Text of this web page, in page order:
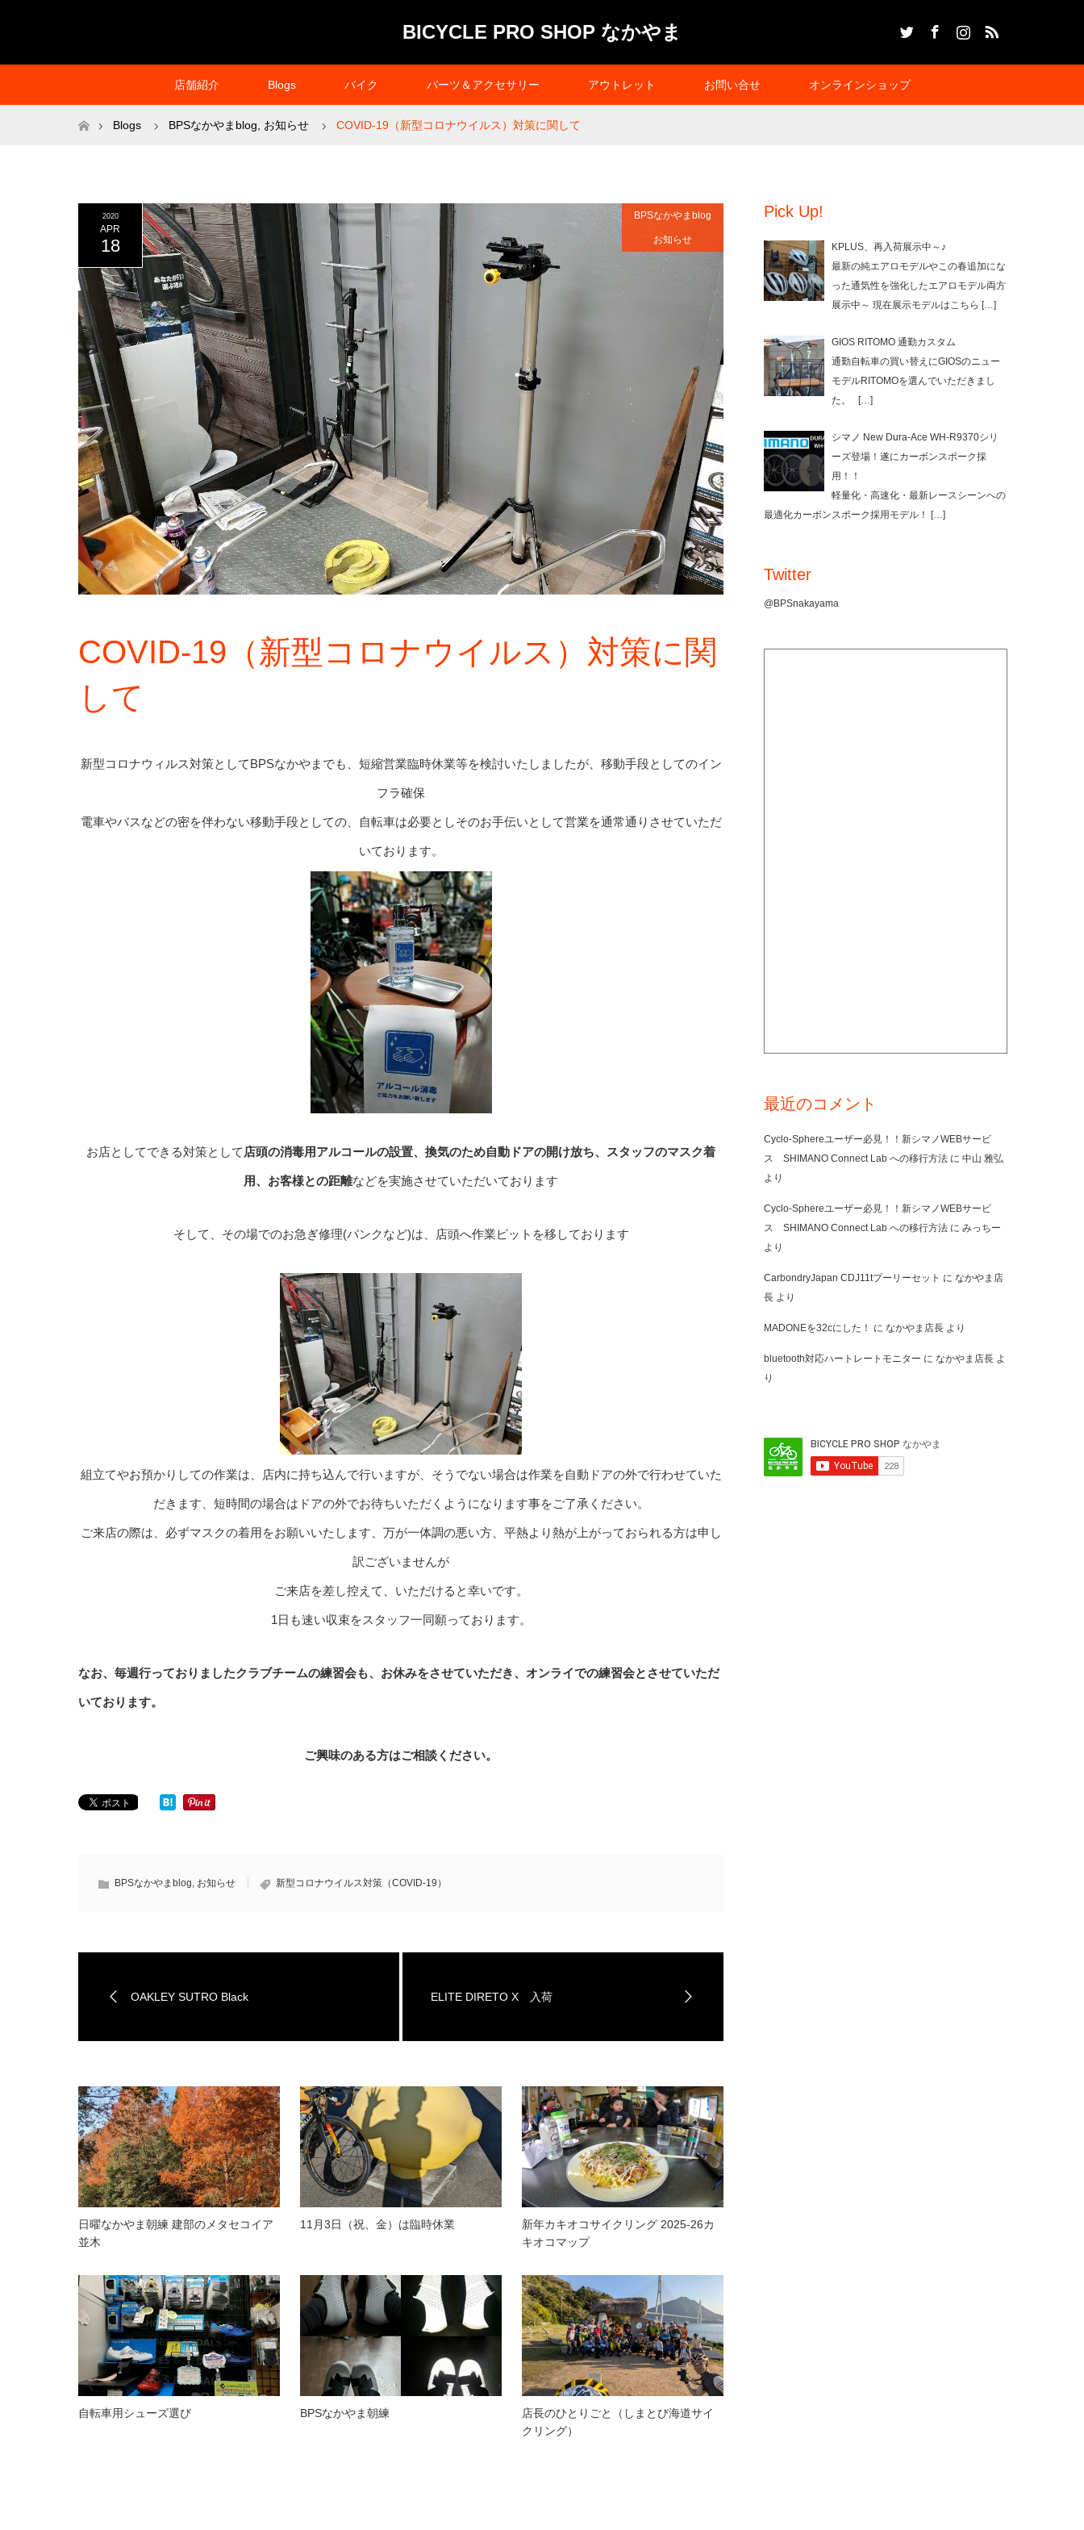
BICYCLE PRO SHOP なかやま
店舗紹介 Blogs バイク パーツ＆アクセサリー アウトレット お問い合せ オンラインショップ
ホームBlogs BPSなかやまblog お知らせ COVID-19（新型コロナウイルス）対策に関して
2020
APR
18
BPSなかやまblog
お知らせ
COVID-19（新型コロナウイルス）対策に関
して
新型コロナウィルス対策としてBPSなかやまでも、短縮営業臨時休業等を検討いたしましたが、移動手段としてのイン
フラ確保
電車やバスなどの密を伴わない移動手段としての、自転車は必要としそのお手伝いとして営業を通常通りさせていただ
いております。
お店としてできる対策として 店頭の消毒用アルコールの設置、換気のため自動ドアの開け放ち、スタッフのマスク着
用、お客様との距離などを実施させていただいております
そして、その場でのお急ぎ修理(パンクなど)は、店頭へ作業ピットを移しております
組立てやお預かりしての作業は、店内に持ち込んで行いますが、そうでない場合は作業を自動ドアの外で行わせていた
だきます、短時間の場合はドアの外でお待ちいただくようになります事をご了承ください。
ご来店の際は、必ずマスクの着用をお願いいたします、万が一体調の悪い方、平熱より熱が上がっておられる方は申し
訳ございませんが
ご来店を差し控えて、いただけると幸いです。
1日も速い収束をスタッフ一同願っております。
なお、毎週行っておりましたクラブチームの練習会も、お休みをさせていただき、オンライでの練習会とさせていただ
いております。
ご興味のある方はご相談ください。
BPSなかやまblog, お知らせ 新型コロナウイルス対策（COVID-19）
OAKLEY SUTRO Black ELITE DIRETO X 入荷
日曜なかやま朝練 建部のメタセコイア
並木
11月3日（祝、金）は臨時休業
新年カキオコサイクリング 2025-26カ
キオコマップ
自転車用シューズ選び BPSなかやま朝練
店長のひとりごと（しまとび海道サイ
クリング）
Pick Up!
KPLUS、再入荷展示中～♪
最新の純エアロモデルやこの春追加にな
った通気性を強化したエアロモデル両方
展示中～ 現在展示モデルはこちら […]
GIOS RITOMO 通勤カスタム
通勤自転車の買い替えにGIOSのニュー
モデルRITOMOを選んでいただきまし
た。
[…]
シマノ New Dura-Ace WH-R9370シリ
ーズ登場！遂にカーボンスポーク採
用！！
軽量化・高速化・最新レースシーンへの
最適化カーボンスポーク採用モデル！
[…]
Twitter
@BPSnakayama
最近のコメント
Cyclo-Sphereユーザー必見！！新シマノWEBサービ
ス SHIMANO Connect Lab への移行方法 に 中山 雅弘
より
Cyclo-Sphereユーザー必見！！新シマノWEBサービ
ス SHIMANO Connect Lab への移行方法 に みっちー
より
CarbondryJapan CDJ11tプーリーセット に なかやま店
長 より
MADONEを32cにした！ に なかやま店長 より
bluetooth対応ハートレートモニター に なかやま店長 よ
り